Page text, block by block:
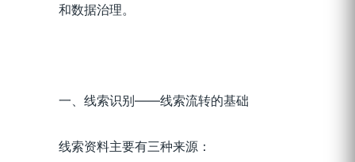
和数据治理。
一、线索识别——线索流转的基础
线索资料主要有三种来源：